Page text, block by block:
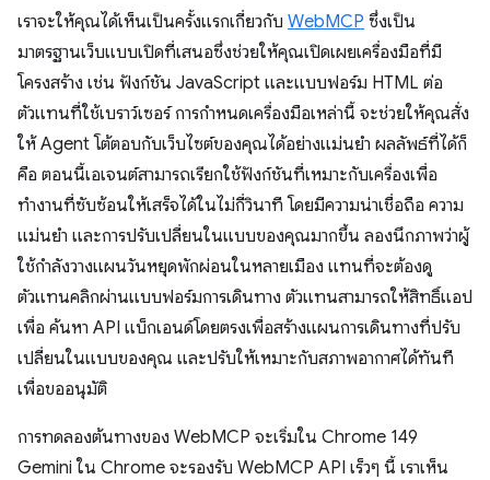
เราจะให้คุณได้เห็นเป็นครั้งแรกเกี่ยวกับ WebMCP ซึ่งเป็น
มาตรฐานเว็บแบบเปิดที่เสนอซึ่งช่วยให้คุณเปิดเผยเครื่องมือที่มี
โครงสร้าง เช่น ฟังก์ชัน JavaScript และแบบฟอร์ม HTML ต่อ
ตัวแทนที่ใช้เบราว์เซอร์ การกำหนดเครื่องมือเหล่านี้ จะช่วยให้คุณสั่ง
ให้ Agent โต้ตอบกับเว็บไซต์ของคุณได้อย่างแม่นยำ ผลลัพธ์ที่ได้ก็
คือ ตอนนี้เอเจนต์สามารถเรียกใช้ฟังก์ชันที่เหมาะกับเครื่องเพื่อ
ทำงานที่ซับซ้อนให้เสร็จได้ในไม่กี่วินาที โดยมีความน่าเชื่อถือ ความ
แม่นยำ และการปรับเปลี่ยนในแบบของคุณมากขึ้น ลองนึกภาพว่าผู้
ใช้กำลังวางแผนวันหยุดพักผ่อนในหลายเมือง แทนที่จะต้องดู
ตัวแทนคลิกผ่านแบบฟอร์มการเดินทาง ตัวแทนสามารถให้สิทธิ์แอป
เพื่อ ค้นหา API แบ็กเอนด์โดยตรงเพื่อสร้างแผนการเดินทางที่ปรับ
เปลี่ยนในแบบของคุณ และปรับให้เหมาะกับสภาพอากาศได้ทันที
เพื่อขออนุมัติ
การทดลองต้นทางของ WebMCP จะเริ่มใน Chrome 149
Gemini ใน Chrome จะรองรับ WebMCP API เร็วๆ นี้ เราเห็น